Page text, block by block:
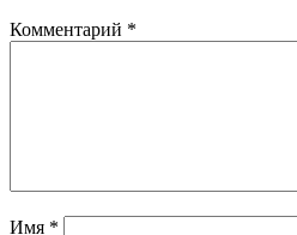
Комментарий *
Имя *